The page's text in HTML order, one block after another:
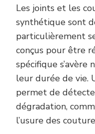
Les joints et les
synthétique sont
particulièrement
conçus pour être
spécifique s’avère
leur durée de vie.
permet de
dégradation,
l’usure des